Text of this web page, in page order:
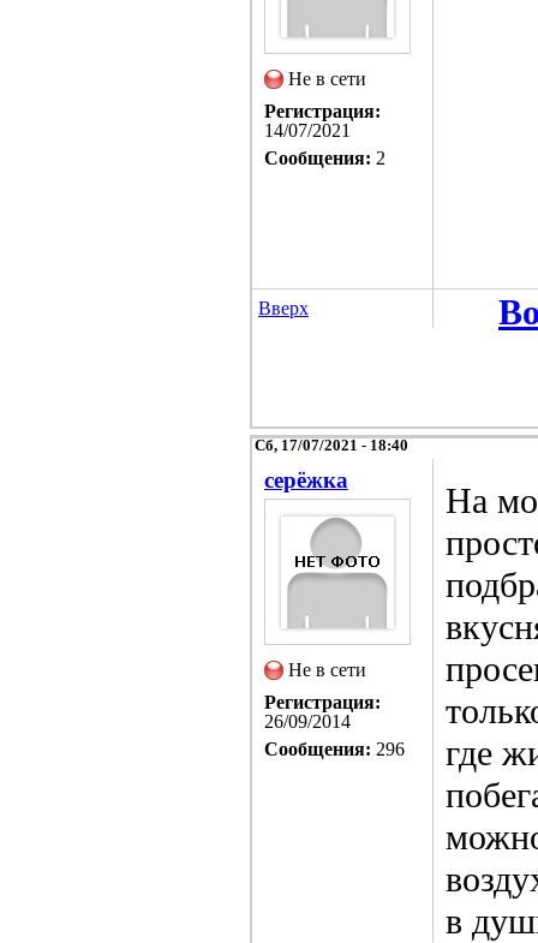
Не в сети
Регистрация:
14/07/2021
Сообщения: 2
Вверх
Сб, 17/07/2021 - 18:40
серёжка
Не в сети
Регистрация:
26/09/2014
Сообщения: 296
На
где
в